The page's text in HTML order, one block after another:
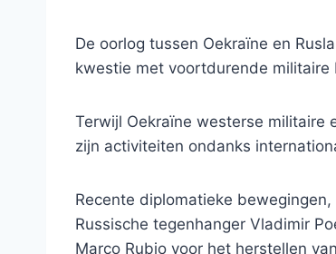
De oorlog tussen Oekraïne en
kwestie met voortdurende militaire
Terwijl Oekraïne westerse militaire
zijn activiteiten ondanks
Recente diplomatieke
Russische tegenhanger Vladimir
Marco Rubio voor het herstellen